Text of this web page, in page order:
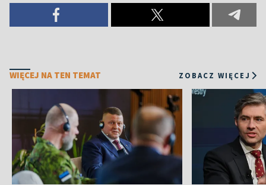
WIĘCEJ NA TEN TEMAT ZOBACZ WIĘCEJ